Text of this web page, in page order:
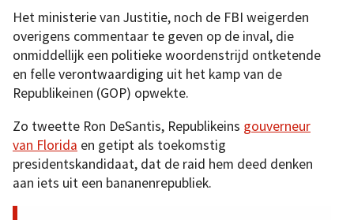
Het ministerie van Justitie, noch de FBI weigerden
overigens commentaar te geven op de inval, die
onmiddellijk een politieke woordenstrijd ontketende
en felle verontwaardiging uit het kamp van de
Republikeinen (GOP) opwekte.
Zo tweette Ron DeSantis, Republikeins gouverneur
van Florida en getipt als toekomstig
presidentskandidaat, dat de raid hem deed denken
aan iets uit een bananenrepubliek.